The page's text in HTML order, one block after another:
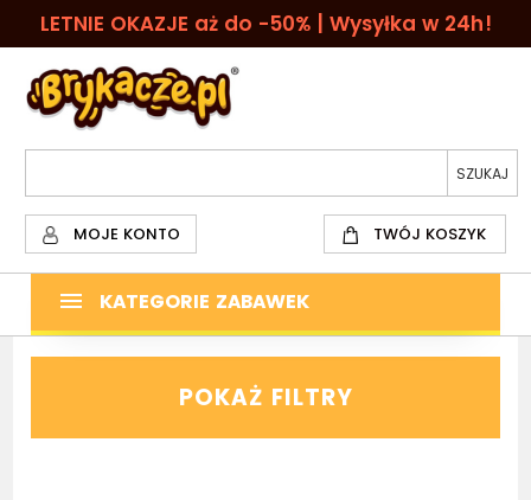
LETNIE OKAZJE aż do -50% | Wysyłka w 24h!
MOJE KONTO TWÓJ KOSZYK
KATEGORIE ZABAWEK
POKAŻ FILTRY